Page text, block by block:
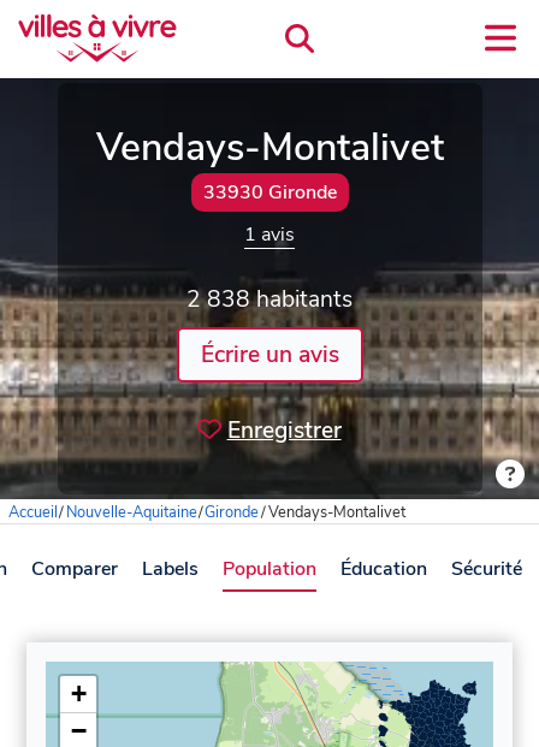
Vendays-Montalivet
33930 Gironde
1 avis
2 838 habitants
Écrire un avis
Enregistrer
Accueil/Nouvelle-Aquitaine/Gironde/Vendays-Montalivet
Comparer Labels Population Éducation Sécurité
+
−